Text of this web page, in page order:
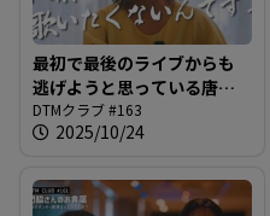
最初で最後のライブからも
逃げようと思っている唐澤
さん＠DTMクラブ #163
DTMクラブ #163
2025/10/24